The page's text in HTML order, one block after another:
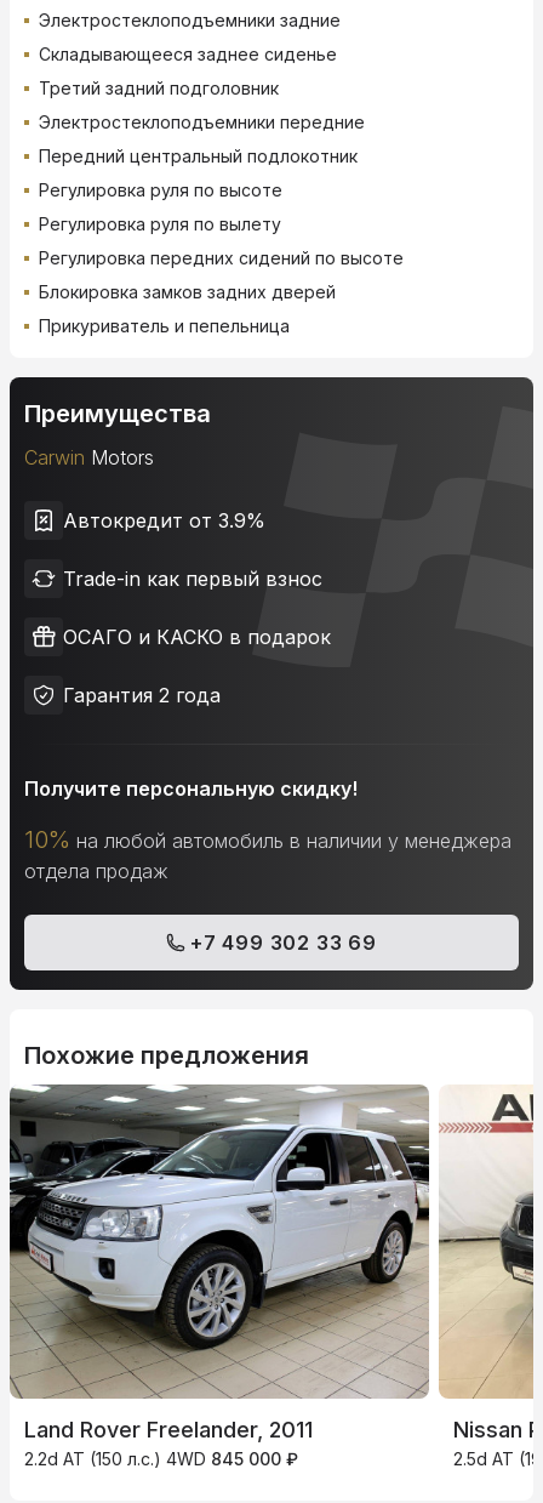
Электростеклоподъемники задние
Складывающееся заднее сиденье
Третий задний подголовник
Электростеклоподъемники передние
Передний центральный подлокотник
Регулировка руля по высоте
Регулировка руля по вылету
Регулировка передних сидений по высоте
Блокировка замков задних дверей
Прикуриватель и пепельница
Преимущества
Carwin Motors
Автокредит от 3.9%
Trade-in как первый взнос
ОСАГО и КАСКО в подарок
Гарантия 2 года
Получите персональную скидку!
10% на любой автомобиль в наличии у менеджера
отдела продаж
+7 499 302 33 69
Похожие предложения
Land Rover Freelander, 2011
2.2d AT (150 л.с.) 4WD 845 000 ₽
Nissan
2.5d AT